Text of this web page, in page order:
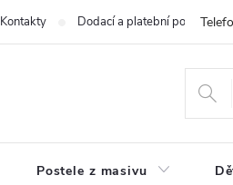
Kontakty Dodací a platební podmínky
Postele z masivu